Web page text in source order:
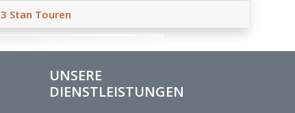
3 Stan Touren
UNSERE
DIENSTLEISTUNGEN